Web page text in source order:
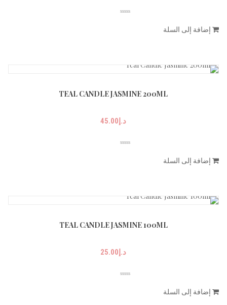
إضافة إلى السلة
TEAL CANDLE JASMINE 200ML
د.إ45.00
إضافة إلى السلة
TEAL CANDLE JASMINE 100ML
د.إ25.00
إضافة إلى السلة